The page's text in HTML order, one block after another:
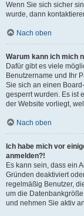
Wenn Sie sich sicher
wurde, dann
Nach oben
Warum kann ich mich
Dafür gibt es viele
Benutzername und Ihr
Sie sich an einen
gesperrt wurden. Es ist
der Website vorliegt,
Nach oben
Ich habe mich vor
anmelden?!
Es kann sein, dass ein
Gründen deaktiviert
regelmäßig Benutzer,
um die
und nehmen Sie aktiv